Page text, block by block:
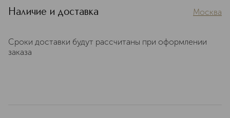
Наличие и доставка Москва
Сроки доставки будут рассчитаны при оформлении
заказа